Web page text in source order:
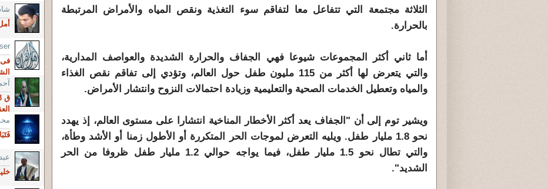
الثلاثة مجتمعة التي تتفاعل معا لتفاقم سوء التغذية ونقص المياه والأمراض المرتبطة
بالحرارة.
أما ثاني أكثر المجموعات شيوعا فهي الجفاف والحرارة الشديدة والعواصف المدارية،
والتي يتعرض لها أكثر من 115 مليون طفل حول العالم، وتؤدي إلى تفاقم نقص الغذاء
والمياه وتعطيل الخدمات الصحية والتعليمية وزيادة احتمالات النزوح وانتشار الأمراض.
ويشير توم إلى أن "الجفاف يعد أكثر الأخطار المناخية انتشارا على مستوى العالم، إذ يهدد
نحو 1.8 مليار طفل. ويليه التعرض لموجات الحر المتكررة أو الأطول زمنا أو الأشد وطأة،
والتي تطال نحو 1.5 مليار طفل، فيما يواجه حوالي 1.2 مليار طفل ظروفا من الحر
الشديد".
فى